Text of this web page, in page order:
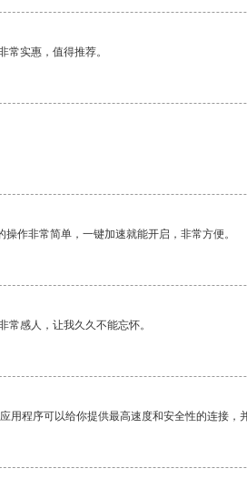
常实惠，值得推荐。
操作非常简单，一键加速就能开启，非常方便。
常感人，让我久久不能忘怀。
用程序可以给你提供最高速度和安全性的连接，